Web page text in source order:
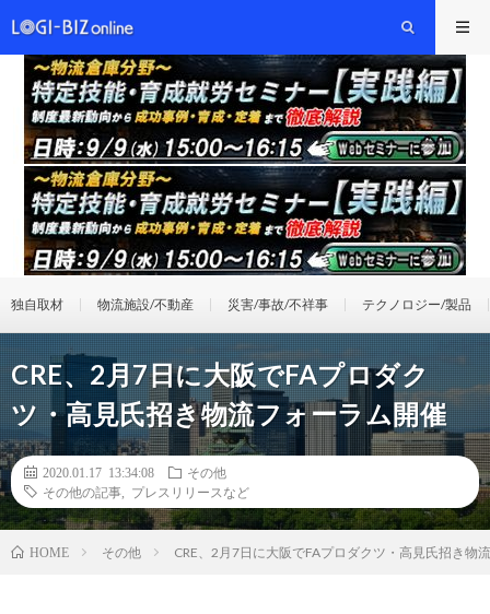
独自取材 物流施設/不動産 災害/事故/不祥事 テクノロジー/製品
CRE、2月7日に大阪でFAプロダク
ツ・高見氏招き物流フォーラム開催
2020.01.17 13:34:08
その他
その他の記事
プレスリリースなど
HOME その他 CRE、2月7日に大阪でFAプロダクツ・高見氏招き物